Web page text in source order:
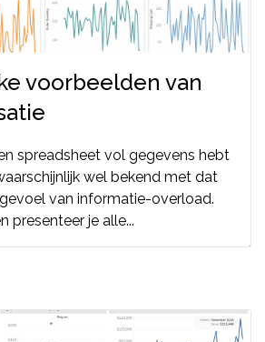
voorbeelden van
spreadsheet vol gegevens hebt
wel bekend met dat
van informatie-overload.
presenteer je alle...